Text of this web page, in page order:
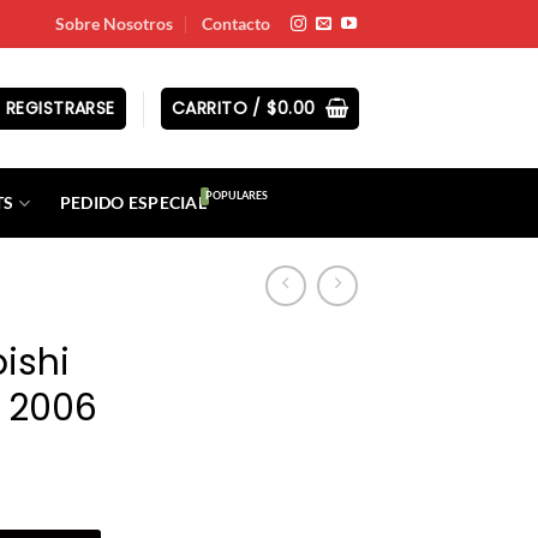
Sobre Nosotros Contacto
CARRITO /$0.00
PEDIDO ESPECIAL